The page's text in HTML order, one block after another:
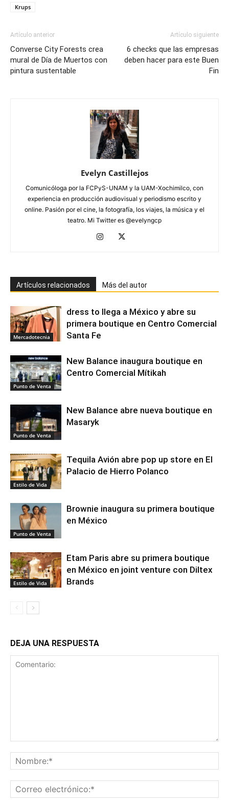
Krups
Artículo anterior
Converse City Forests crea
mural de Día de Muertos con
pintura sustentable
Artículo siguiente
6 checks que las empresas
deben hacer para este Buen
Fin
Evelyn Castillejos
Comunicóloga por la FCPyS-UNAM y la UAM-Xochimilco, con
experiencia en producción audiovisual y periodismo escrito y
online. Pasión por el cine, la fotografía, los viajes, la música y el
teatro. Mi Twitter es @evelyngcp
Artículos relacionados Más del autor
Mercadotecnia
dress to llega a México y abre su
primera boutique en Centro Comercial
Santa Fe
Punto de Venta
New Balance inaugura boutique en
Centro Comercial Mítikah
Punto de Venta
New Balance abre nueva boutique en
Masaryk
Estilo de Vida
Tequila Avión abre pop up store en El
Palacio de Hierro Polanco
Punto de Venta
Brownie inaugura su primera boutique
en México
Estilo de Vida
Etam Paris abre su primera boutique
en México en joint venture con Diltex
Brands
DEJA UNA RESPUESTA